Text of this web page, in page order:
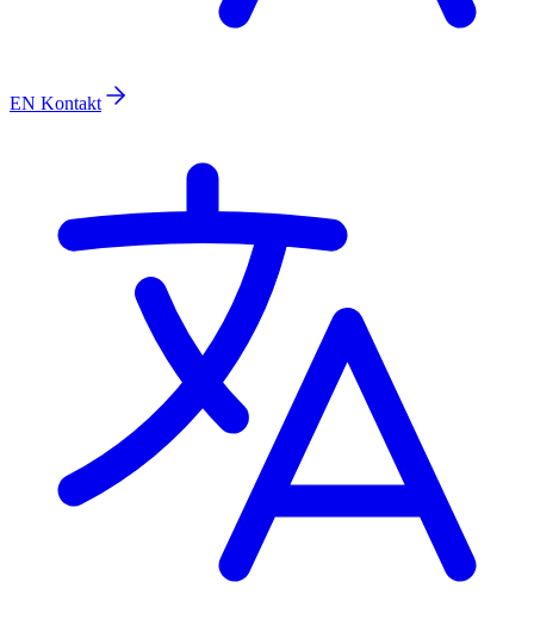
EN Kontakt